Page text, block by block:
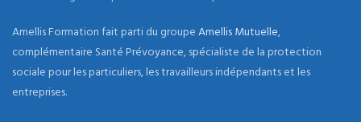
Amellis Formation fait parti du groupeAmellis Mutuelle,
complémentaire Santé Prévoyance, spécialiste de la protection
sociale pour les particuliers, les travailleurs indépendants et les
entreprises.